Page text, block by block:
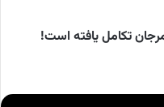
تکامل یافته است!